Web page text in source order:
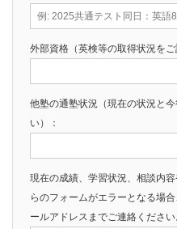
外部資格（英検等の取得状況をご
他塾の通塾状況（現在の状況と
い）：
現在の成績、学習状況、相談内
らのフォームがエラーとなる場
ールアドレスまでご連絡くださ